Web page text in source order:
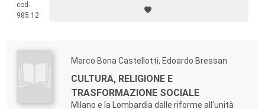
cod.
985.12
Marco Bona Castellotti, Edoardo Bressan
CULTURA, RELIGIONE E
TRASFORMAZIONE SOCIALE
Milano e la Lombardia dalle riforme all'unità